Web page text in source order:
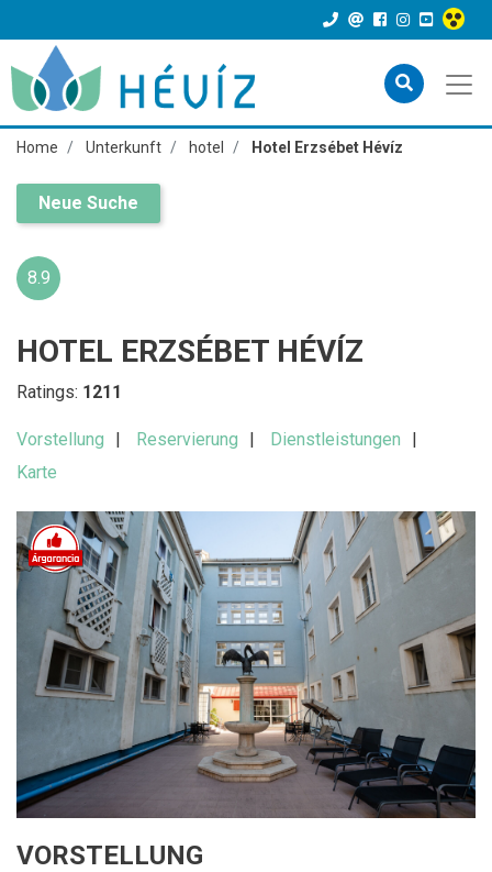
Home Unterkunft hotel Hotel Erzsébet Hévíz
Neue Suche
8.9
HOTEL ERZSÉBET HÉVÍZ
Ratings: 1211
Vorstellung Reservierung
Dienstleistungen
Karte
VORSTELLUNG